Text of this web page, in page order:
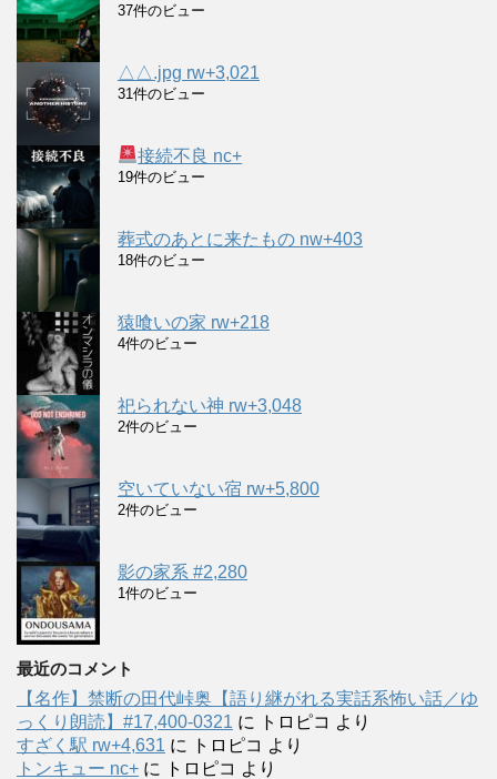
37件のビュー
△△.jpg rw+3,021
31件のビュー
接続不良 nc+
19件のビュー
葬式のあとに来たもの nw+403
18件のビュー
猿喰いの家 rw+218
4件のビュー
祀られない神 rw+3,048
2件のビュー
空いていない宿 rw+5,800
2件のビュー
影の家系 #2,280
1件のビュー
最近のコメント
【名作】禁断の田代峠奥【語り継がれる実話系怖い話／ゆ
っくり朗読】#17,400-0321 に トロピコ より
すざく駅 rw+4,631 に トロピコ より
トンキュー nc+ に トロピコ より